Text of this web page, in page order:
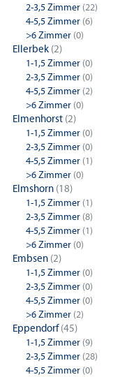
2-3,5 Zimmer (22)
4-5,5 Zimmer (6)
>6 Zimmer (0)
Ellerbek (2)
1-1,5 Zimmer (0)
2-3,5 Zimmer (0)
4-5,5 Zimmer (2)
>6 Zimmer (0)
Elmenhorst (2)
1-1,5 Zimmer (0)
2-3,5 Zimmer (0)
4-5,5 Zimmer (1)
>6 Zimmer (0)
Elmshorn (18)
1-1,5 Zimmer (1)
2-3,5 Zimmer (8)
4-5,5 Zimmer (1)
>6 Zimmer (0)
Embsen (2)
1-1,5 Zimmer (0)
2-3,5 Zimmer (0)
4-5,5 Zimmer (0)
>6 Zimmer (2)
Eppendorf(45)
1-1,5 Zimmer (9)
2-3,5 Zimmer (28)
4-5,5 Zimmer (0)